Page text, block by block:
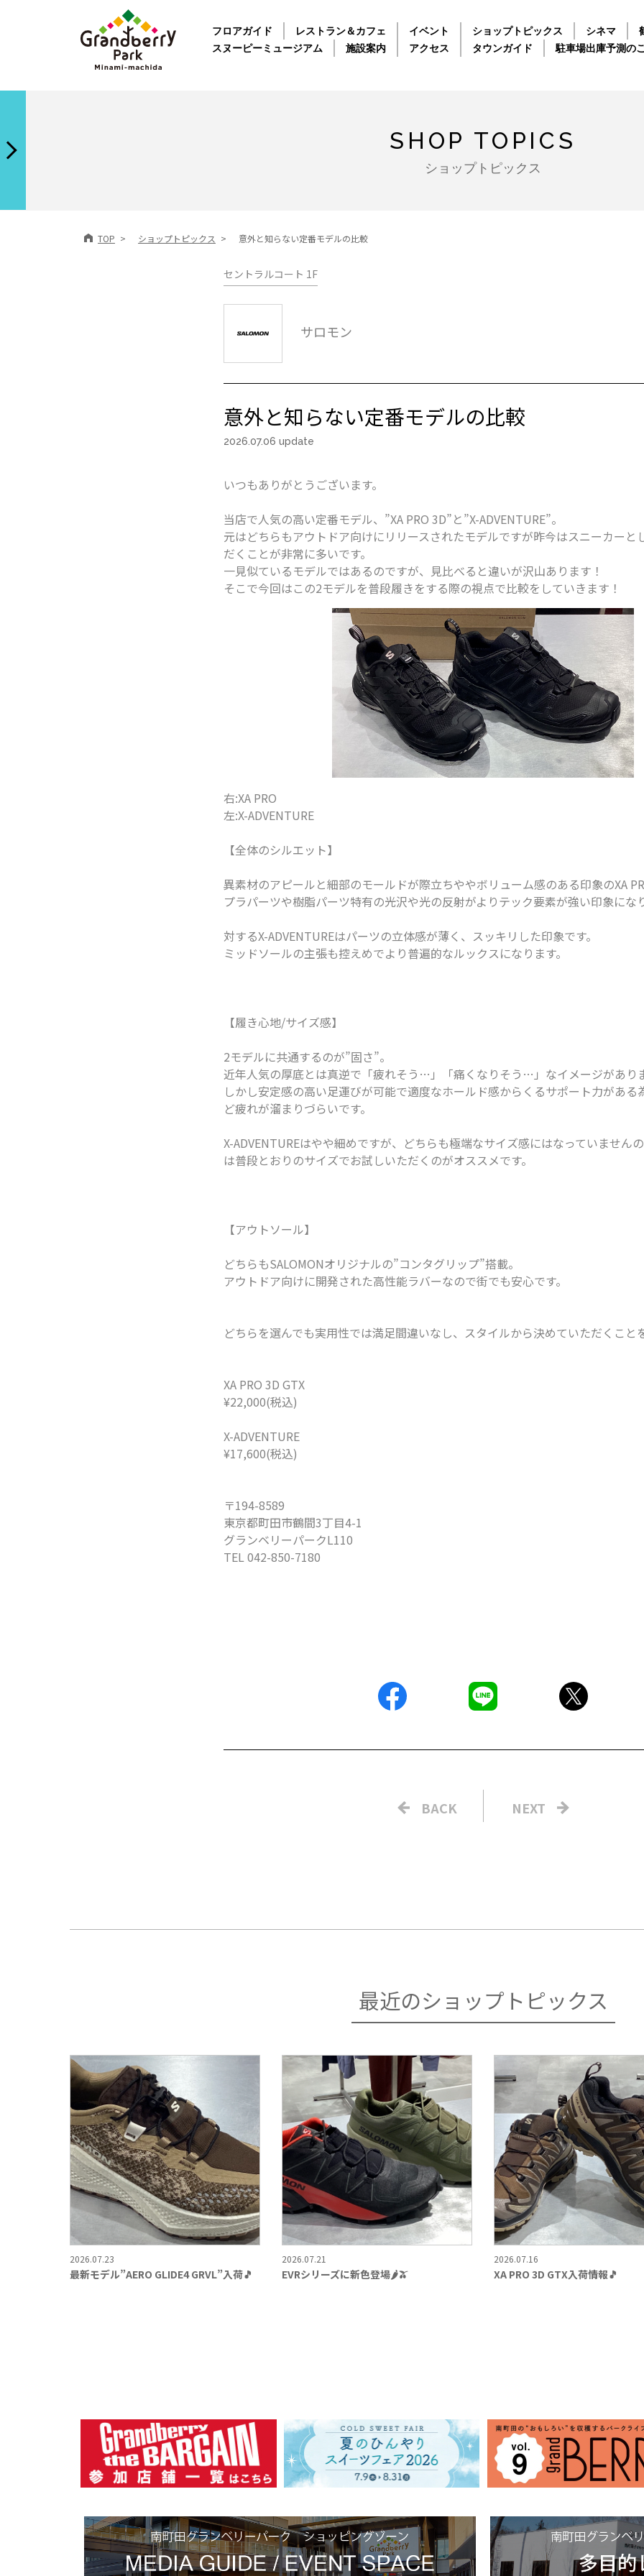
フロアガイド レストラン＆カフェ イベント ショップトピックス シネマ
スヌーピーミュージアム
施設案内 アクセス タウンガイド 駐車場出庫予測の
SHOP TOPICS
ショップトピックス
TOP ショップトピックス 意外と知らない定番モデルの比較
セントラルコート 1F
サロモン
意外と知らない定番モデルの比較
2026.07.06 update
いつもありがとうございます。
当店で人気の高い定番モデル、”XA PRO 3D”と”X-ADVENTURE”。
元はどちらもアウトドア向けにリリースされたモデルですが昨今はスニーカーと
だくことが非常に多いです。
一見似ているモデルではあるのですが、見比べると違いが沢山あります！
そこで今回はこの2モデルを普段履きをする際の視点で比較をしていきます！
右:XA PRO
左:X-ADVENTURE
【全体のシルエット】
異素材のアピールと細部のモールドが際立ちややボリューム感のある印象のXA
プラパーツや樹脂パーツ特有の光沢や光の反射がよりテック要素が強い印象にな
対するX-ADVENTUREはパーツの立体感が薄く、スッキリした印象です。
ミッドソールの主張も控えめでより普遍的なルックスになります。
【履き心地/サイズ感】
2モデルに共通するのが”固さ”。
近年人気の厚底とは真逆で「疲れそう…」「痛くなりそう…」なイメージがありま
しかし安定感の高い足運びが可能で適度なホールド感からくるサポート力がある
ど疲れが溜まりづらいです。
X-ADVENTUREはやや細めですが、どちらも極端なサイズ感にはなっていません
は普段とおりのサイズでお試しいただくのがオススメです。
【アウトソール】
どちらもSALOMONオリジナルの”コンタグリップ”搭載。
アウトドア向けに開発された高性能ラバーなので街でも安心です。
どちらを選んでも実用性では満足間違いなし、スタイルから決めていただくこと
XA PRO 3D GTX
¥22,000(税込)
X-ADVENTURE
¥17,600(税込)
〒194-8589
東京都町田市鶴間3丁目4-1
グランベリーパークL110
TEL 042-850-7180
BACK NEXT
最近のショップトピックス
2026.07.23
最新モデル”AERO GLIDE4 GRVL”入荷🎵
2026.07.21
EVRシリーズに新色登場🌶️🫒
2026.07.16
XA PRO 3D GTX入荷情報🎵